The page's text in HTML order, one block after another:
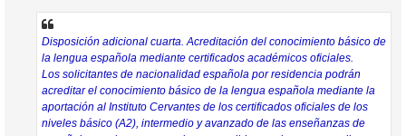
Disposición adicional cuarta. Acreditación del conocimiento básico de
la lengua española mediante certificados académicos oficiales.
Los solicitantes de nacionalidad española por residencia podrán
acreditar el conocimiento básico de la lengua española mediante la
aportación al Instituto Cervantes de los certificados oficiales de los
niveles básico (A2), intermedio y avanzado de las enseñanzas de